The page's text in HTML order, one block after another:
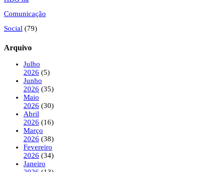
Comunicação
Social (79)
Arquivo
Julho
2026 (5)
Junho
2026 (35)
Maio
2026 (30)
Abril
2026 (16)
Março
2026 (38)
Fevereiro
2026 (34)
Janeiro